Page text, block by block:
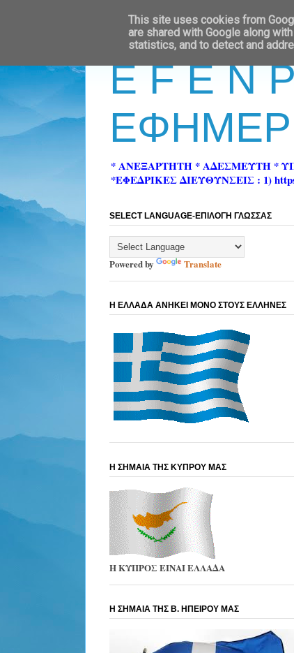
E F E N
* ΑΝΕΞΑΡΤΗΤΗ * ΑΔΕΣΜΕΥΤΗ *
*ΕΦΕΔΡΙΚΕΣ ΔΙΕΥΘΥΝΣΕΙΣ : 1) https://
SELECT LANGUAGE-ΕΠΙΛΟΓΗ ΓΛΩΣΣΑΣ
Powered by Translate
Η ΕΛΛΑΔΑ ΑΝΗΚΕΙ ΜΟΝΟ ΣΤΟΥΣ ΕΛΛΗΝΕΣ
Η ΣΗΜΑΙΑ ΤΗΣ ΚΥΠΡΟΥ ΜΑΣ
Η ΚΥΠΡΟΣ ΕΙΝΑΙ ΕΛΛΑΔΑ
Η ΣΗΜΑΙΑ ΤΗΣ Β. ΗΠΕΙΡΟΥ ΜΑΣ
This site uses cookies from
are shared with Google along
statistics, and to detect and